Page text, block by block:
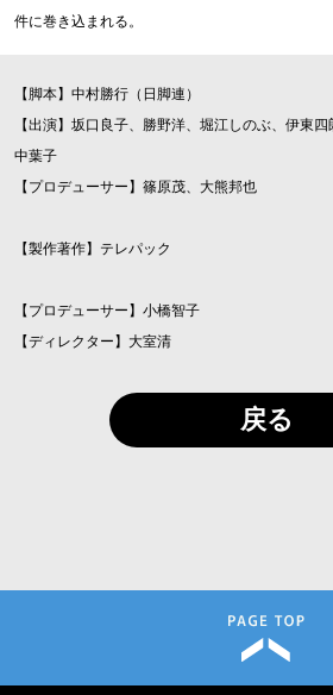
件に巻き込まれる。
【脚本】中村勝行（日脚連）
【出演】坂口良子、勝野洋、堀江しのぶ、伊東
中葉子
【プロデューサー】篠原茂、大熊邦也
【製作著作】テレパック
【プロデューサー】小橋智子
【ディレクター】大室清
戻る